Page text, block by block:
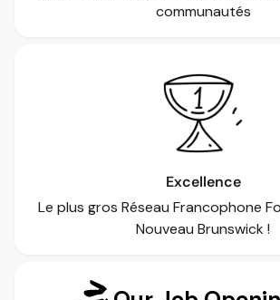
communautés
Excellence
Le plus gros Réseau Francophone
Nouveau Brunswick !